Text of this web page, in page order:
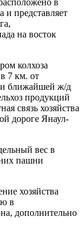
в
и представляет
на восток
колхоза
7 км. от
и ближайшей ж/д
продукций
связь хозяйства
дороге Янаул-
вес в
них пашни
хозяйства
в
дополнительно